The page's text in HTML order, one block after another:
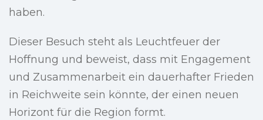
haben.
Dieser Besuch steht als Leuchtfeuer der
Hoffnung und beweist, dass mit Engagement
und Zusammenarbeit ein dauerhafter Frieden
in Reichweite sein könnte, der einen neuen
Horizont für die Region formt.